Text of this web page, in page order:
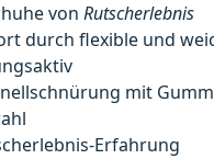
von Rutscherlebnis
durch flexible und
mit
Erfahrung